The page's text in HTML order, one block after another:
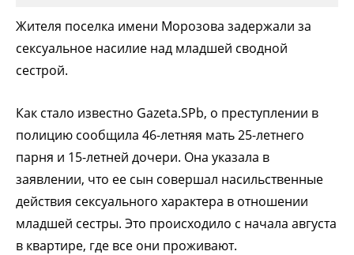
Жителя поселка имени Морозова задержали за
сексуальное насилие над младшей сводной
сестрой.
Как стало известно Gazeta.SPb, о преступлении в
полицию сообщила 46-летняя мать 25-летнего
парня и 15-летней дочери. Она указала в
заявлении, что ее сын совершал насильственные
действия сексуального характера в отношении
младшей сестры. Это происходило с начала августа
в квартире, где все они проживают.